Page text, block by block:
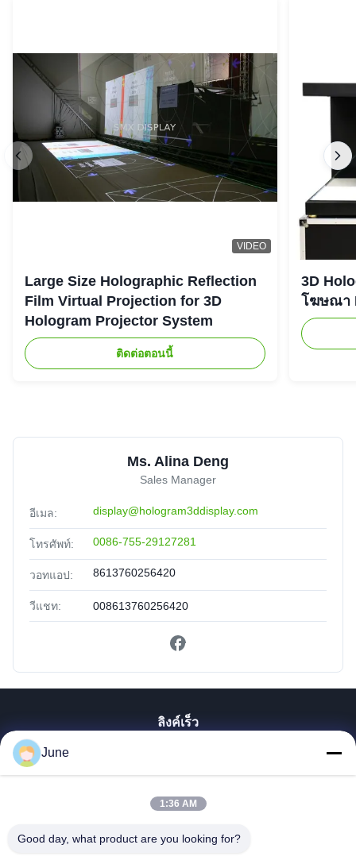
VIDEO
Large Size Holographic Reflection
Film Virtual Projection for 3D
Hologram Projector System
ติดต่อตอนนี้
3D
โฆษณา
Ms. Alina Deng
Sales Manager
อีเมล: display@hologram3ddisplay.com
โทรศัพท์: 0086-755-29127281
วอทแอป: 8613760256420
วีแชท: 008613760256420
ลิงค์เร็ว
สินค้า
เกี่ยวกับเรา
June
1:36 AM
Good day, what product are you looking for?